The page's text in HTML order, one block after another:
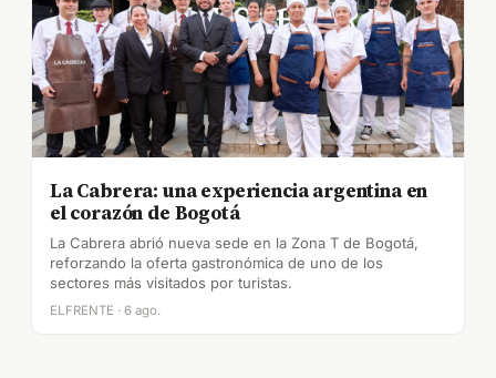
La Cabrera: una experiencia argentina en
el corazón de Bogotá
La Cabrera abrió nueva sede en la Zona T de Bogotá,
reforzando la oferta gastronómica de uno de los
sectores más visitados por turistas.
ELFRENTE · 6 ago.